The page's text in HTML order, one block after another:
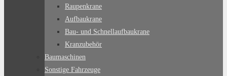
Raupenkrane
Aufbaukrane
Bau- und Schnellaufbaukrane
Kranzubehör
Baumaschinen
Sonstige Fahrzeuge